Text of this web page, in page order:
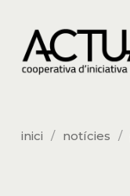
inici notícies